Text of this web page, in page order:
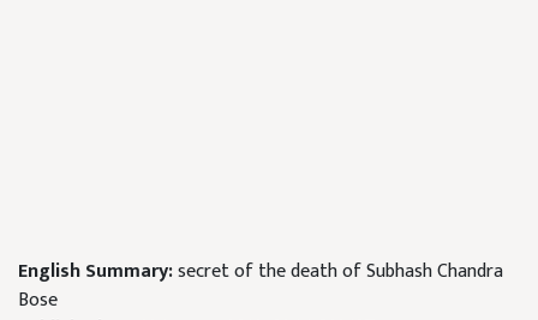
English Summary:secret of the death of Subhash Chandra
Bose